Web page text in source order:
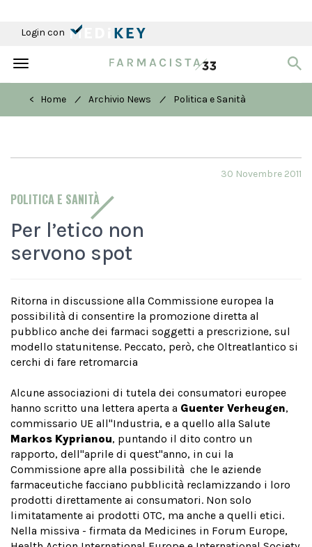
Login con
Toggle
< Home
/ Archivio News / Politica e Sanità
POLITICA E SANITÀ
30 Novembre 2011
Per l’etico non
servono spot
Ritorna in discussione alla Commissione europea la
possibilità di consentire la promozione diretta al
pubblico anche dei farmaci soggetti a prescrizione, sul
modello statunitense. Peccato, però, che Oltreatlantico si
cerchi di fare retromarcia
Alcune associazioni di tutela dei consumatori europee
hanno scritto una lettera aperta a Guenter Verheugen,
commissario UE all''Industria, e a quello alla Salute
Markos Kyprianou, puntando il dito contro un
rapporto, dell''aprile di quest''anno, in cui la
Commissione apre alla possibilità che le aziende
farmaceutiche facciano pubblicità reclamizzando i loro
prodotti direttamente ai consumatori. Non solo
limitatamente ai prodotti OTC, ma anche a quelli etici.
Nella missiva - firmata da Medicines in Forum Europe,